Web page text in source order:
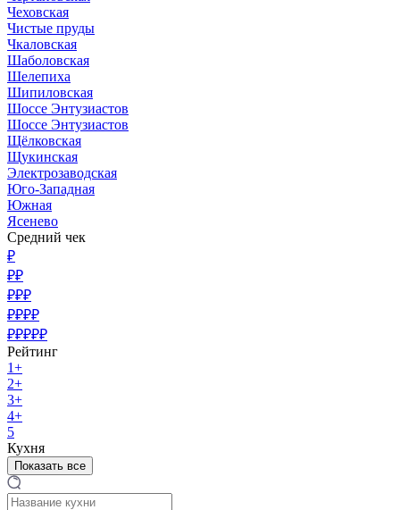
Чеховская
Чистые пруды
Чкаловская
Шаболовская
Шелепиха
Шипиловская
Шоссе Энтузиастов
Шоссе Энтузиастов
Щёлковская
Щукинская
Электрозаводская
Юго-Западная
Южная
Ясенево
Средний чек
₽
₽₽
₽₽₽
₽₽₽₽
₽₽₽₽₽
Рейтинг
1+
2+
3+
4+
5
Кухня
Показать все